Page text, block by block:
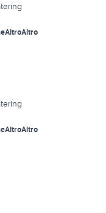
AltroAltro
AltroAltro